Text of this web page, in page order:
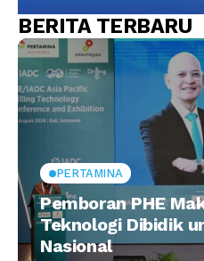
BERITA TERBARU
PERTAMINA
Pemboran PHE
Teknologi Dibidik
Nasional